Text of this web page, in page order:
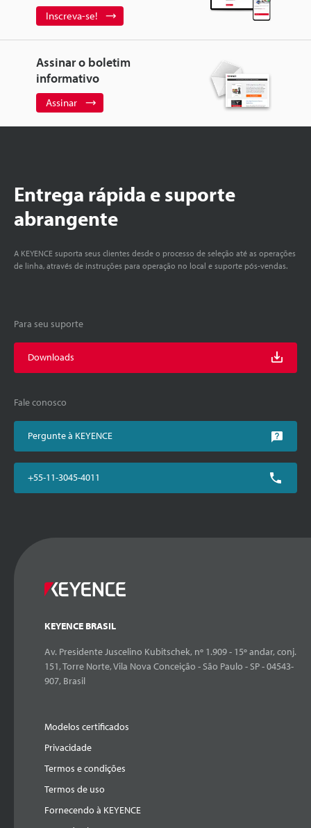
Inscreva-se!
Assinar o boletim
informativo
Assinar
Entrega rápida e suporte
abrangente
A KEYENCE suporta seus clientes desde o processo de seleção até as operações
de linha, através de instruções para operação no local e suporte pós-vendas.
Para seu suporte
Downloads
Fale conosco
Pergunte à KEYENCE
+55-11-3045-4011
KEYENCE BRASIL
Av. Presidente Juscelino Kubitschek, nº 1.909 - 15º andar, conj.
151, Torre Norte, Vila Nova Conceição - São Paulo - SP - 04543-
907, Brasil
Modelos certificados
Privacidade
Termos e condições
Termos de uso
Fornecendo à KEYENCE